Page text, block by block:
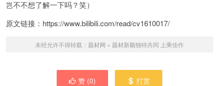
岂不不想了解一下吗？笑）
原文链接：https://www.bilibili.com/read/cv1610017/
未经允许不得转载： 题材网 » 题材新颖独特共同 上乘佳作
赞 (0) 打赏